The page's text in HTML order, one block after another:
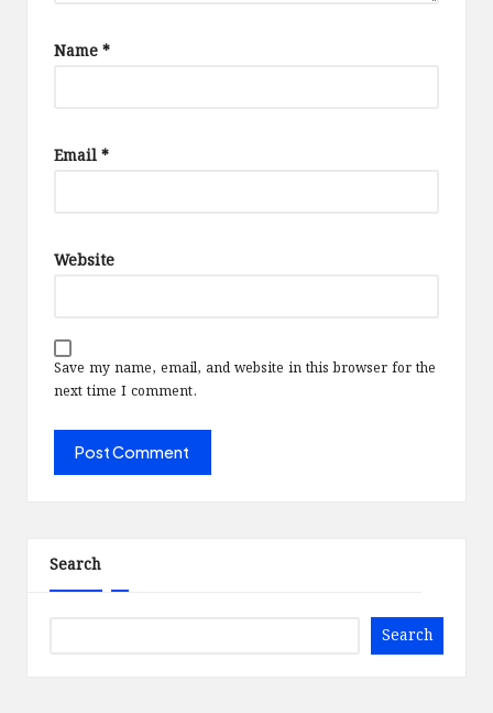
Name *
Email *
Website
Save my name, email, and website in this browser for the
next time I comment.
Search
Search